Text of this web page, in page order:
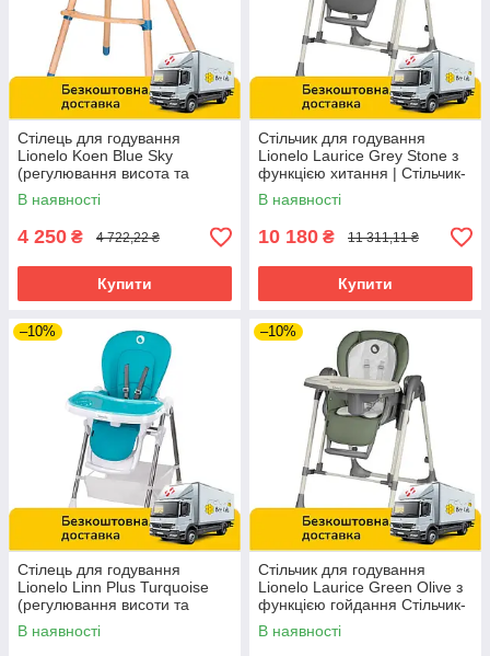
Стілець для годування
Lionelo Koen Blue Sky
(регулювання висота та
підніжки) Блакитний
В наявності
4 250 ₴ 4 722,22 ₴
Купити
Стільчик для годування
Lionelo Laurice Grey Stone з
функцією хитання | Стільчик-
гойдалка, шезлонг
В наявності
10 180 ₴ 11 311,11 ₴
Купити
–10%
Стілець для годування
Lionelo Linn Plus Turquoise
(регулювання висоти та
спинки, складаний)
Блакитний
В наявності
–10%
Стільчик для годування
Lionelo Laurice Green Olive з
функцією гойдання Стільчик-
гойдалка, шезлонг
В наявності